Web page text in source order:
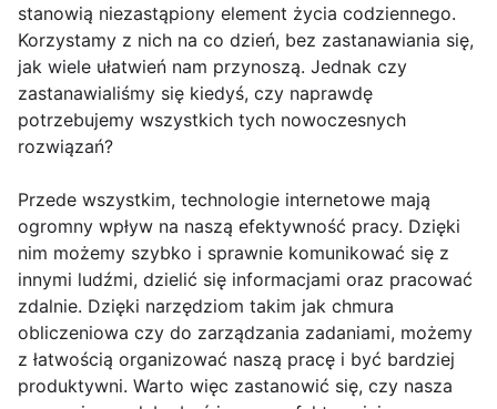
stanowią niezastąpiony element życia codziennego.
Korzystamy z nich na co dzień, bez zastanawiania się,
jak wiele ułatwień nam przynoszą. Jednak czy
zastanawialiśmy się kiedyś, czy naprawdę
potrzebujemy wszystkich tych nowoczesnych
rozwiązań?
Przede wszystkim, technologie internetowe mają
ogromny wpływ na naszą efektywność pracy. Dzięki
nim możemy szybko i sprawnie komunikować się z
innymi ludźmi, dzielić się informacjami oraz pracować
zdalnie. Dzięki narzędziom takim jak chmura
obliczeniowa czy do zarządzania zadaniami, możemy
z łatwością organizować naszą pracę i być bardziej
produktywni. Warto więc zastanowić się, czy nasza